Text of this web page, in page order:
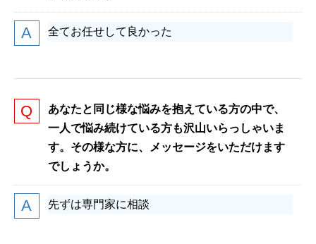
全てお任せして良かった
あなたと同じ様な悩みを抱えている方の中で、
一人で悩み続けている方も沢山いらっしゃいま
す。その様な方に、メッセージをいただけます
でしょうか。
先ずは専門家に相談